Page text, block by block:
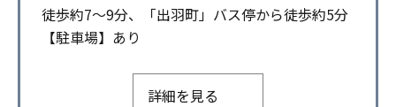
徒歩約7〜9分、「出羽町」バス停から徒歩約5分
【駐車場】あり
詳細を見る